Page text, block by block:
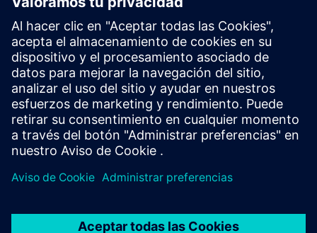
Grundkurs i Integrering
Expertnivå: kurser
Integration till Desigo CC